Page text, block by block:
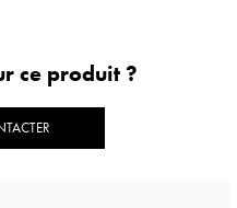
ce produit ?